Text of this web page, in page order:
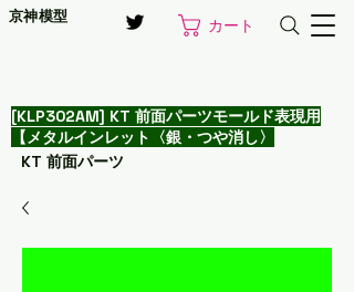
京神模型 カート
[KLP302AM] KT 前面パーツモールド表現用
【メタルインレット〈銀・つや消し〉
KT 前面パーツ